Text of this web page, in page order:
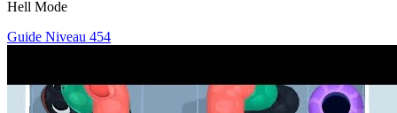
Hell Mode
Guide Niveau 454